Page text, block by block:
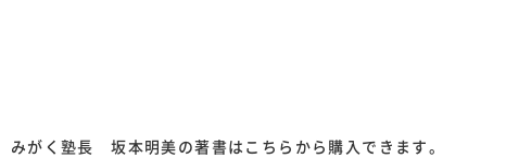
みがく塾長 坂本明美の著書はこちらから購入できます。